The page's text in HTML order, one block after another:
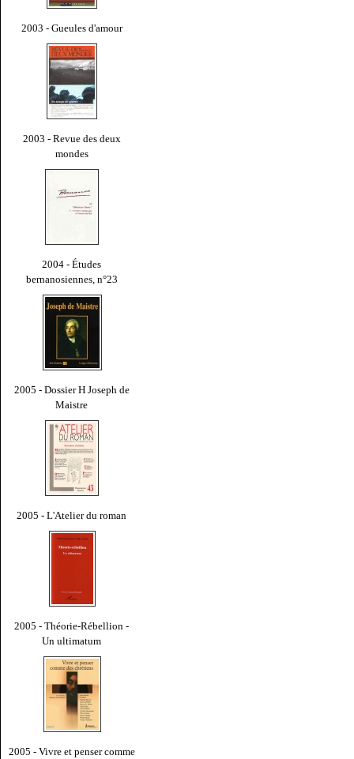
2003 - Gueules d'amour
2003 - Revue des deux
mondes
2004 - Études
bernanosiennes, n°23
2005 - Dossier H Joseph de
Maistre
2005 - L'Atelier du roman
2005 - Théorie-Rébellion -
Un ultimatum
2005 - Vivre et penser comme